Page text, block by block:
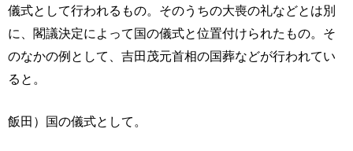
儀式として行われるもの。そのうちの大喪の礼などとは別
に、閣議決定によって国の儀式と位置付けられたもの。そ
のなかの例として、吉田茂元首相の国葬などが行われてい
ると。
飯田）国の儀式として。